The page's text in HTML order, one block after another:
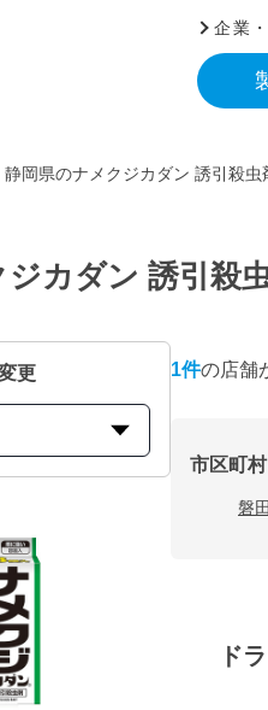
企業
静岡県のナメクジカダン 誘引殺
カダン 誘引殺
更 1件の店舗
市区町
磐
ド